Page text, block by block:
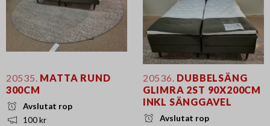
20535. MATTA RUND
300CM
Avslutat rop
100 kr
20536. DUBBELSÄNG
GLIMRA 2ST 90X200CM
INKL SÄNGGAVEL
Avslutat rop